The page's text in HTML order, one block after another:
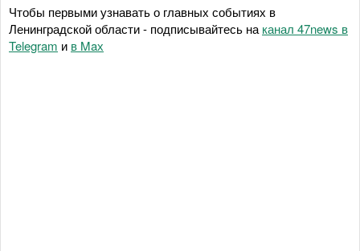
Чтобы первыми узнавать о главных событиях в
Ленинградской области - подписывайтесь на канал 47news в
Telegram и в Maх